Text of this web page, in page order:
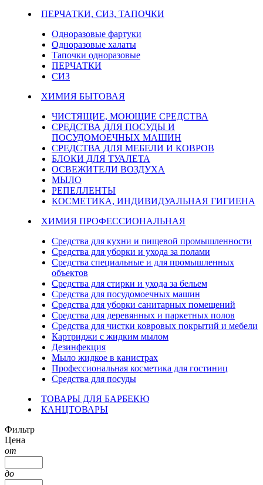
ПЕРЧАТКИ, СИЗ, ТАПОЧКИ
Одноразовые фартуки
Одноразовые халаты
Тапочки одноразовые
ПЕРЧАТКИ
СИЗ
ХИМИЯ БЫТОВАЯ
ЧИСТЯЩИЕ, МОЮЩИЕ СРЕДСТВА
СРЕДСТВА ДЛЯ ПОСУДЫ И
ПОСУДОМОЕЧНЫХ МАШИН
СРЕДСТВА ДЛЯ МЕБЕЛИ И КОВРОВ
БЛОКИ ДЛЯ ТУАЛЕТА
ОСВЕЖИТЕЛИ ВОЗДУХА
МЫЛО
РЕПЕЛЛЕНТЫ
КОСМЕТИКА, ИНДИВИДУАЛЬНАЯ ГИГИЕНА
ХИМИЯ ПРОФЕССИОНАЛЬНАЯ
Средства для кухни и пищевой промышленности
Средства для уборки и ухода за полами
Средства специальные и для промышленных
объектов
Средства для стирки и ухода за бельем
Средства для посудомоечных машин
Средства для уборки санитарных помещений
Средства для деревянных и паркетных полов
Средства для чистки ковровых покрытий и мебели
Картриджи с жидким мылом
Дезинфекция
Мыло жидкое в канистрах
Профессиональная косметика для гостиниц
Средства для посуды
ТОВАРЫ ДЛЯ БАРБЕКЮ
КАНЦТОВАРЫ
Фильтр
Цена
от
до